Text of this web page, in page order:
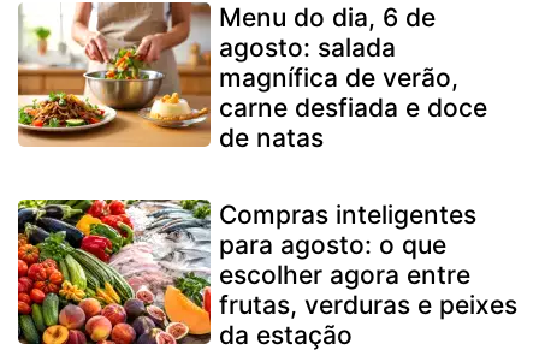
Menu do dia, 6 de
agosto: salada
magnífica de verão,
carne desfiada e doce
de natas
Compras inteligentes
para agosto: o que
escolher agora entre
frutas, verduras e peixes
da estação